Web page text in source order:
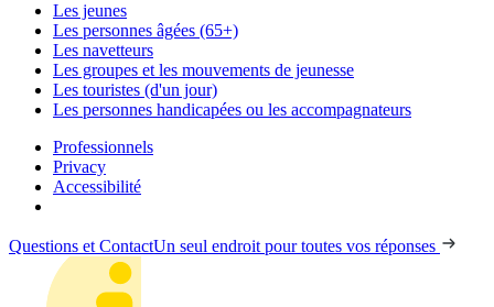
Les jeunes
Les personnes âgées (65+)
Les navetteurs
Les groupes et les mouvements de jeunesse
Les touristes (d'un jour)
Les personnes handicapées ou les accompagnateurs
Professionnels
Privacy
Accessibilité
Questions et ContactUn seul endroit pour toutes vos réponses